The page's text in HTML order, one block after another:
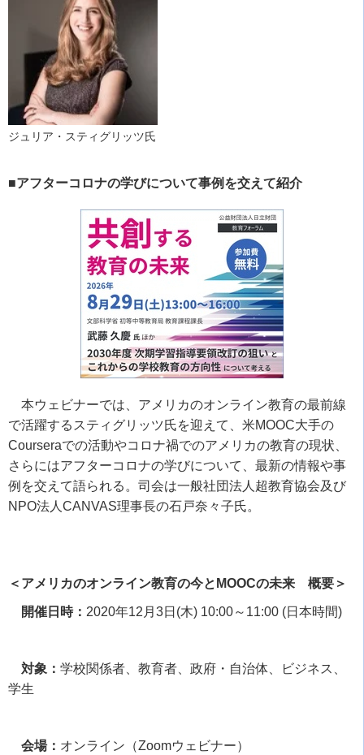
ジュリア・スティグリッツ氏
■アフターコロナの学びについて事例を交えて紹介
本ウェビナーでは、アメリカのオンライン教育の最前線
で活躍するスティグリッツ氏を迎えて、米MOOC大手の
Courseraでの活動やコロナ禍でのアメリカの教育の現状、
さらにはアフターコロナの学びについて、最新の情報や事
例を交えて語られる。司会は一般社団法人超教育協会及び
NPO法人 CANVAS理事長の石戸奈々子氏。
＜アメリカのオンライン教育の今とMOOCの未来 概要＞
開催日時： 2020年12 月 3日 (木) 10:00～ 11:00 (日本時間)
対象： 学校関係者、教育者、政府・自治体、ビジネス、
学生
会場： オンライン（Zoomウェビナー）